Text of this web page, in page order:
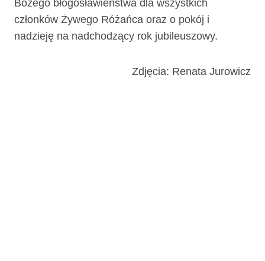
Bożego błogosławieństwa dla wszystkich
członków Żywego Różańca oraz o pokój i
nadzieję na nadchodzący rok jubileuszowy.
Zdjęcia: Renata Jurowicz